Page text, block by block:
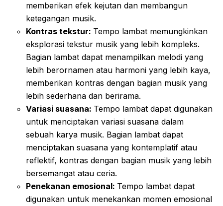
memberikan efek kejutan dan membangun
ketegangan musik.
Kontras tekstur: Tempo lambat memungkinkan
eksplorasi tekstur musik yang lebih kompleks.
Bagian lambat dapat menampilkan melodi yang
lebih berornamen atau harmoni yang lebih kaya,
memberikan kontras dengan bagian musik yang
lebih sederhana dan berirama.
Variasi suasana: Tempo lambat dapat digunakan
untuk menciptakan variasi suasana dalam
sebuah karya musik. Bagian lambat dapat
menciptakan suasana yang kontemplatif atau
reflektif, kontras dengan bagian musik yang lebih
bersemangat atau ceria.
Penekanan emosional: Tempo lambat dapat
digunakan untuk menekankan momen emosional